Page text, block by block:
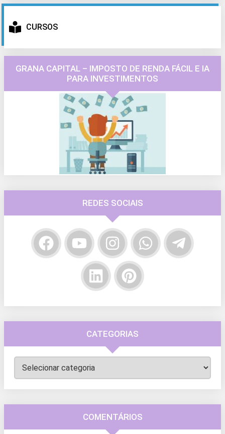
CURSOS
GRANA CAPITAL – IMPOSTO DE RENDA FÁCIL E IA
PARA INVESTIMENTOS
REDES SOCIAIS
CATEGORIAS
Categorias
COMENTÁRIOS